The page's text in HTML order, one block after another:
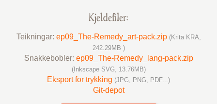
Kjelde­filer:
Teikningar: ep09_The-Remedy_art-pack.zip (Krita KRA,
242.29MB )
Snakke­bobler: ep09_The-Remedy_lang-pack.zip
(Inkscape SVG, 13.76MB)
Eksport for trykking (JPG, PNG, PDF...)
Git-depot